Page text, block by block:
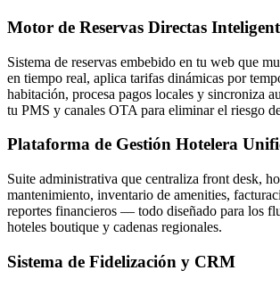
Motor de Reservas Directas
Sistema de reservas embebido en tu web que
en tiempo real, aplica tarifas dinámicas por
habitación, procesa pagos locales y sincroniza
tu PMS y canales OTA para eliminar el riesgo
Plataforma de Gestión Hotelera
Suite administrativa que centraliza front desk,
mantenimiento, inventario de amenities,
reportes financieros — todo diseñado para los
hoteles boutique y cadenas regionales.
Sistema de Fidelización y CRM